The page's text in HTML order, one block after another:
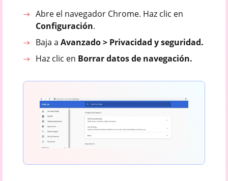
Abre el navegador Chrome. Haz clic en
Configuración.
Baja aAvanzado > Privacidad y seguridad.
Haz clic en Borrar datos de navegación.